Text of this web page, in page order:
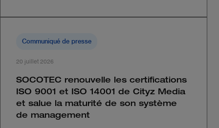
Communiqué de presse
20 juillet 2026
SOCOTEC renouvelle les certifications
ISO 9001 et ISO 14001 de Cityz Media
et salue la maturité de son système
de management